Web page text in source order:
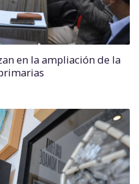
en la ampliación de la